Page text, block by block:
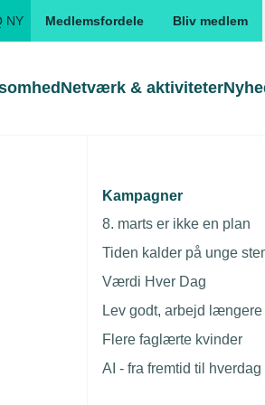
NY Medlemsfordele Bliv medlem
Gå direkte til
Skabeloner og kontrakter
Beregn opsigelsesvarsel
Gå direkte til
Skabeloner
TEKNIQ app
Netværk & aktiviteter
Kampagner
8. marts er ikke en plan
Tiden kalder på unge
Værdi Hver Dag
Lev godt, arbejd længere
Flere faglærte kvinder
AI - fra fremtid til hverdag